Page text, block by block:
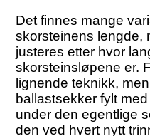
Det finnes mange
skorsteinens lengde,
justeres etter hvor
skorsteinsløpene er.
lignende teknikk,
ballastsekker fylt
under den egentlige
den ved hvert nytt